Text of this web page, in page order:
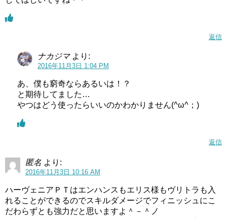
返信
ナカジマ より:
2016年11月3日 1:04 PM
あ、僕も窮奇ならあるいは！？
と期待してました…
やつはどう使ったらいいのかわかりません(^ω^；)
返信
匿名 より:
2016年11月3日 10:16 AM
ハーヴェニアＰＴはエンハンスもエリス様もヴリトラも入
れることができるのでスキルダメージでフィニッシュにこ
だわらずとも強力だと思いますよ＾－＾ノ